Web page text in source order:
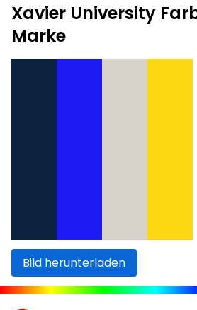
Xavier University
Marke
Bild herunterladen